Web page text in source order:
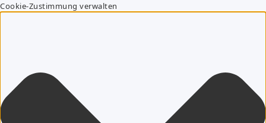
Cookie-Zustimmung verwalten